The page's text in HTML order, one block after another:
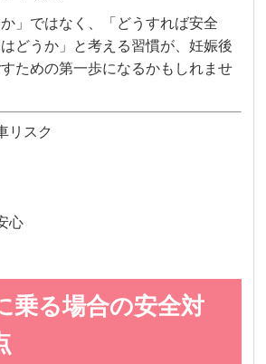
か」ではなく、「どうすれば安全
どうか」と考える習慣が、妊娠後
ための第一歩になるかもしれませ
リスク
心
乗る場合の安全対